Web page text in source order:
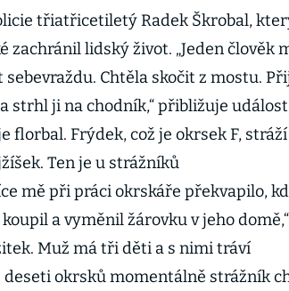
třiatřicetiletý Radek Škrobal,
zachránil lidský život. „Jeden člověk
Chtěla skočit z mostu.
strhl ji na chodník,“ přibližuje
florbal. Frýdek, což je okrsek F, stráží
Ten je u strážníků
mě při práci okrskáře překvapilo,
a vyměnil žárovku v jeho
Muž má tři děti a s nimi tráví
deseti okrsků momentálně strážník